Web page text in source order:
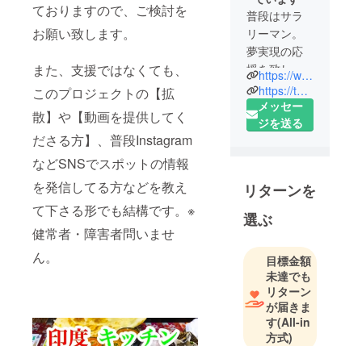
ておりますので、ご検討を
お願い致します。
また、支援ではなくても、
このプロジェクトの【拡
散】や【動画を提供してく
ださる方】、普段Instagram
などSNSでスポットの情報
を発信してる方などを教え
て下さる形でも結構です。※
健常者・障害者問いませ
ん。
普段はサラ
リーマン。
夢実現の応
援を致しま
す。
https://www.youtube.com/channel/UCmfkPpqtm0PPU6RaxhVdVcg
https://twitter.com/goldsh1p
メッセー
ジを送る
リターンを
選ぶ
目標金額
未達でも
リターン
が届きま
す(All-in
方式)